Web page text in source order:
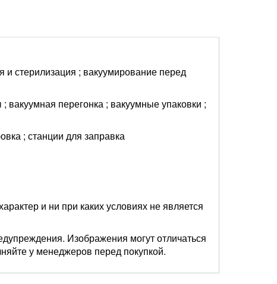
и стерилизация ; вакуумирование перед
перегонка ; вакуумные упаковки ;
; станции для заправка
и ни при каких условиях не является
Изображения могут отличаться
у менеджеров перед покупкой.